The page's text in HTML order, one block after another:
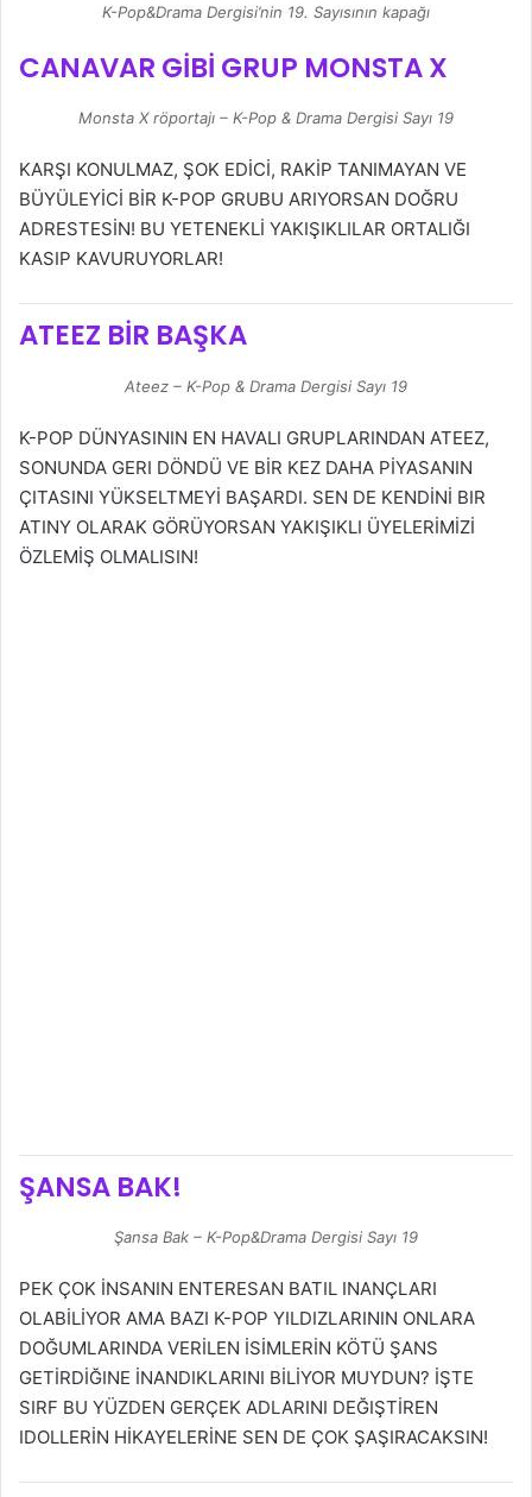
K-Pop&Drama Dergisi’nin 19. Sayısının kapağı
CANAVAR GİBİ GRUP MONSTA X
Monsta X röportajı – K-Pop & Drama Dergisi Sayı 19
KARŞI KONULMAZ, ŞOK EDİCİ, RAKİP TANIMAYAN VE
BÜYÜLEYİCİ BİR K-POP GRUBU ARIYORSAN DOĞRU
ADRESTESİN! BU YETENEKLİ YAKIŞIKLILAR ORTALIĞI
KASIP KAVURUYORLAR!
ATEEZ BİR BAŞKA
Ateez – K-Pop & Drama Dergisi Sayı 19
K-POP DÜNYASININ EN HAVALI GRUPLARINDAN ATEEZ,
SONUNDA GERI DÖNDÜ VE BİR KEZ DAHA PİYASANIN
ÇITASINI YÜKSELTMEYİ BAŞARDI. SEN DE KENDİNİ BIR
ATINY OLARAK GÖRÜYORSAN YAKIŞIKLI ÜYELERİMİZİ
ÖZLEMİŞ OLMALISIN!
ŞANSA BAK!
Şansa Bak – K-Pop&Drama Dergisi Sayı 19
PEK ÇOK İNSANIN ENTERESAN BATIL INANÇLARI
OLABİLİYOR AMA BAZI K-POP YILDIZLARININ ONLARA
DOĞUMLARINDA VERİLEN İSİMLERİN KÖTÜ ŞANS
GETİRDİĞINE İNANDIKLARINI BİLİYOR MUYDUN? İŞTE
SIRF BU YÜZDEN GERÇEK ADLARINI DEĞIŞTİREN
IDOLLERİN HİKAYELERİNE SEN DE ÇOK ŞAŞIRACAKSIN!